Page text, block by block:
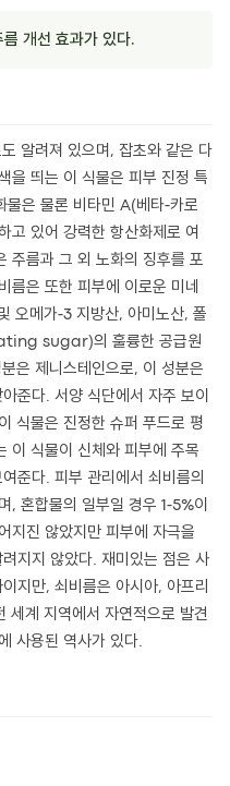
개선 효과가 있다.
알려져 있으며, 잡초와 같은 다
을 띄는 이 식물은 피부 진정 특
물은 물론 비타민 A(베타-카로
고 있어 강력한 항산화제로 여
주름과 그 외 노화의 징후를 포
름은 또한 피부에 이로운 미네
오메가-3 지방산, 아미노산, 폴
sugar)의 훌륭한 공급원
은 제니스테인으로, 이 성분은
준다. 서양 식단에서 자주 보이
식물은 진정한 슈퍼 푸드로 평
이 식물이 신체와 피부에 주목
준다. 피부 관리에서 쇠비름의
, 혼합물의 일부일 경우 1-5%이
지진 않았지만 피부에 자극을
지지 않았다. 재미있는 점은 사
지만, 쇠비름은 아시아, 아프리
세계 지역에서 자연적으로 발견
사용된 역사가 있다.